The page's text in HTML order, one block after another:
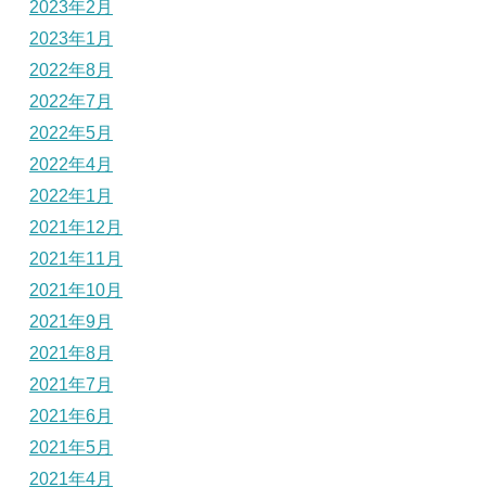
2023年2月
2023年1月
2022年8月
2022年7月
2022年5月
2022年4月
2022年1月
2021年12月
2021年11月
2021年10月
2021年9月
2021年8月
2021年7月
2021年6月
2021年5月
2021年4月